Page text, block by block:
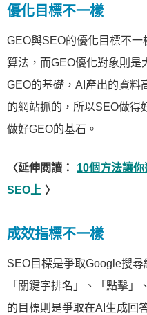
優化目標不一樣
GEO與SEO的優化目標不
算法，而GEO優化對象則是
GEO的基礎，AI產出的資料
的網站抓的，所以SEO做得
做好GEO的基石。
〈延伸閱讀：
10個方法讓
SEO上 〉
成效指標不一樣
SEO目標是爭取Google搜
「關鍵字排名」、「點擊
的目標則是爭取在AI生成回